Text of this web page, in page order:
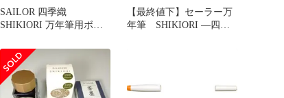
SAILOR 四季織
SHIKIORI 万年筆用ボト
【最終値下】セーラー万
年筆 SHIKIORI ―四季